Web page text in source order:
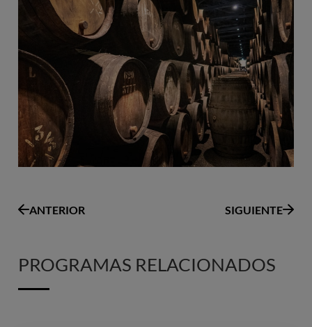
ANTERIOR SIGUIENTE
PROGRAMAS RELACIONADOS